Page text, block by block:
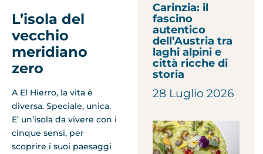
L’isola del
vecchio
meridiano
zero
A El Hierro, la vita è
diversa. Speciale, unica.
E’ un’isola da vivere con i
cinque sensi, per
scoprire i suoi paesaggi
Carinzia: il
fascino
autentico
dell’Austria tra
laghi alpini e
città ricche di
storia
28 Luglio 2026